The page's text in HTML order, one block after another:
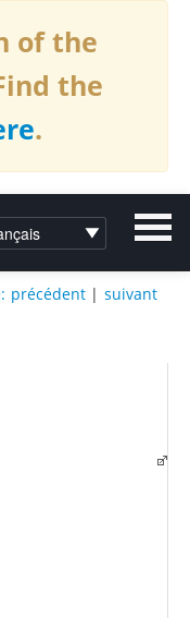
of the
the
.
suivant
précédent |